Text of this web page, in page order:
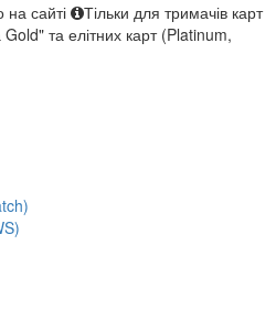
сайті
Тільки для тримачів карт
та елітних карт (Platinum,